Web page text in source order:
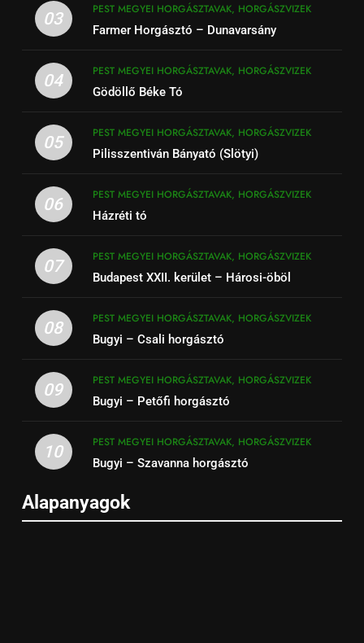
03
PEST MEGYEI HORGÁSZTAVAK, HORGÁSZVIZEK
Farmer Horgásztó – Dunavarsány
04
PEST MEGYEI HORGÁSZTAVAK, HORGÁSZVIZEK
Gödöllő Béke Tó
05
PEST MEGYEI HORGÁSZTAVAK, HORGÁSZVIZEK
Pilisszentiván Bányató (Slötyi)
06
PEST MEGYEI HORGÁSZTAVAK, HORGÁSZVIZEK
Házréti tó
07
PEST MEGYEI HORGÁSZTAVAK, HORGÁSZVIZEK
Budapest XXII. kerület – Hárosi-öböl
08
PEST MEGYEI HORGÁSZTAVAK, HORGÁSZVIZEK
Bugyi – Csali horgásztó
09
PEST MEGYEI HORGÁSZTAVAK, HORGÁSZVIZEK
Bugyi – Petőfi horgásztó
10
PEST MEGYEI HORGÁSZTAVAK, HORGÁSZVIZEK
Bugyi – Szavanna horgásztó
Alapanyagok